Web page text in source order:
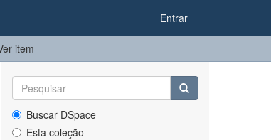
Entrar
item
Buscar DSpace
Esta coleção